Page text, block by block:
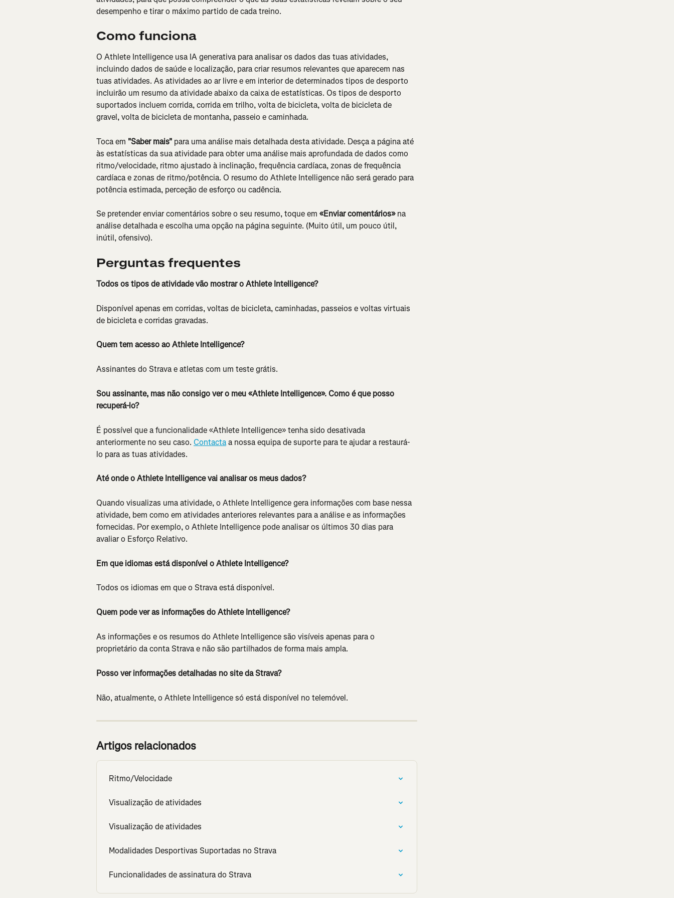
desempenho e tirar o máximo partido de cada treino.
Como funciona
O Athlete Intelligence usa IA generativa para analisar os dados das tuas atividades,
incluindo dados de saúde e localização, para criar resumos relevantes que aparecem nas
tuas atividades. As atividades ao ar livre e em interior de determinados tipos de desporto
incluirão um resumo da atividade abaixo da caixa de estatísticas. Os tipos de desporto
suportados incluem corrida, corrida em trilho, volta de bicicleta, volta de bicicleta de
gravel, volta de bicicleta de montanha, passeio e caminhada.
Toca em "Saber mais" para uma análise mais detalhada desta atividade. Desça a página até
às estatísticas da sua atividade para obter uma análise mais aprofundada de dados como
ritmo/velocidade, ritmo ajustado à inclinação, frequência cardíaca, zonas de frequência
cardíaca e zonas de ritmo/potência. O resumo do Athlete Intelligence não será gerado para
potência estimada, perceção de esforço ou cadência.
Se pretender enviar comentários sobre o seu resumo, toque em «Enviar comentários» na
análise detalhada e escolha uma opção na página seguinte. (Muito útil, um pouco útil,
inútil, ofensivo).
Perguntas frequentes
Todos os tipos de atividade vão mostrar o Athlete Intelligence?
Disponível apenas em corridas, voltas de bicicleta, caminhadas, passeios e voltas virtuais
de bicicleta e corridas gravadas.
Quem tem acesso ao Athlete Intelligence?
Assinantes do Strava e atletas com um teste grátis.
Sou assinante, mas não consigo ver o meu «Athlete Intelligence». Como é que posso
recuperá-lo?
É possível que a funcionalidade «Athlete Intelligence» tenha sido desativada
anteriormente no seu caso. Contacta a nossa equipa de suporte para te ajudar a restaurá-
lo para as tuas atividades.
Até onde o Athlete Intelligence vai analisar os meus dados?
Quando visualizas uma atividade, o Athlete Intelligence gera informações com base nessa
atividade, bem como em atividades anteriores relevantes para a análise e as informações
fornecidas. Por exemplo, o Athlete Intelligence pode analisar os últimos 30 dias para
avaliar o Esforço Relativo.
Em que idiomas está disponível o Athlete Intelligence?
Todos os idiomas em que o Strava está disponível.
Quem pode ver as informações do Athlete Intelligence?
As informações e os resumos do Athlete Intelligence são visíveis apenas para o
proprietário da conta Strava e não são partilhados de forma mais ampla.
Posso ver informações detalhadas no site da Strava?
Não, atualmente, o Athlete Intelligence só está disponível no telemóvel.
Artigos relacionados
Ritmo/Velocidade
Visualização de atividades
Visualização de atividades
Modalidades Desportivas Suportadas no Strava
Funcionalidades de assinatura do Strava